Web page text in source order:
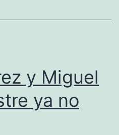
y Miguel
ya no